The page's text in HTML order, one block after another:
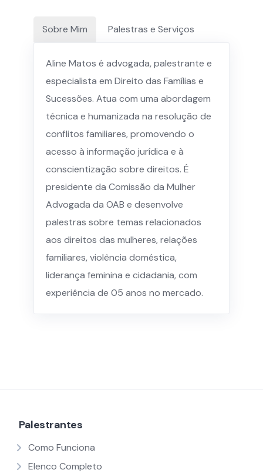
Sobre Mim Palestras e Serviços
Aline Matos é advogada, palestrante e
especialista em Direito das Famílias e
Sucessões. Atua com uma abordagem
técnica e humanizada na resolução de
conflitos familiares, promovendo o
acesso à informação jurídica e à
conscientização sobre direitos. É
presidente da Comissão da Mulher
Advogada da OAB e desenvolve
palestras sobre temas relacionados
aos direitos das mulheres, relações
familiares, violência doméstica,
liderança feminina e cidadania, com
experiência de 05 anos no mercado.
Palestrantes
Como Funciona
Elenco Completo